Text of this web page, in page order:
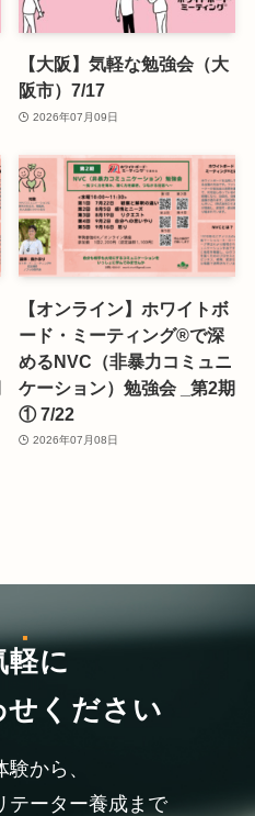
【大阪】気軽な勉強会（大
阪市）7/17
2026年07月09日
【オンライン】ホワイトボ
ード・ミーティング®で深
めるNVC（非暴力コミュニ
ケーション）勉強会 _第2期
① 7/22
2026年07月08日
軽に
せください
から、
テーター養成まで